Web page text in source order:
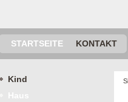
STARTSEITE KONTAKT
Kind